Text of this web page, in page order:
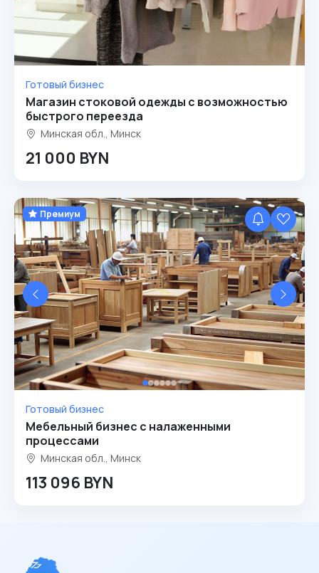
Готовый бизнес
Магазин стоковой одежды с возможностью
быстрого переезда
Минская обл., Минск
21 000 BYN
Премиум
Готовый бизнес
Мебельный бизнес с налаженными
процессами
Минская обл., Минск
113 096 BYN